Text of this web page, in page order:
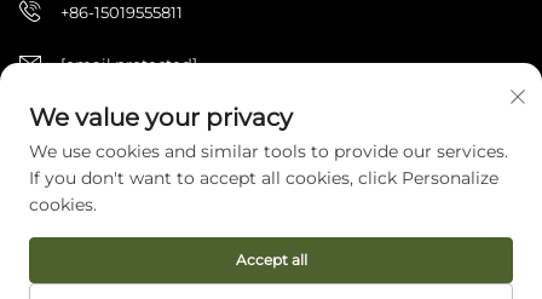
+86-15019555811
[email protected]
Copyright © 2026 Zhongshan Haijilun Cultural And Educational
Product Co., Ltd.. Alla rättigheter förbehållna. Integritetspolicy
We value your privacy
We use cookies and similar tools to provide our services.
If you don't want to accept all cookies, click Personalize
cookies.
Accept all